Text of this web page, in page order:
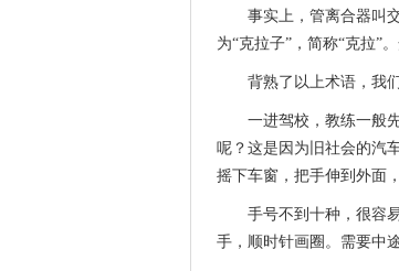
事实上，管离合器叫
为“克拉子”，简称“克拉”
背熟了以上术语，我
一进驾校，教练一般
呢？这是因为旧社会的汽
摇下车窗，把手伸到外面
手号不到十种，很容
手，顺时针画圈。需要中